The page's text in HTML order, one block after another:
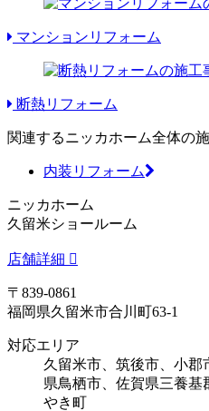
マンションリフォーム
断熱リフォーム
関連するニッカホーム全体の
内装リフォーム
ニッカホーム
久留米ショールーム
店舗詳細
〒839-0861
福岡県久留米市合川町63-1
対応エリア
久留米市、筑後市、小郡
県鳥栖市、佐賀県三養基
やき町